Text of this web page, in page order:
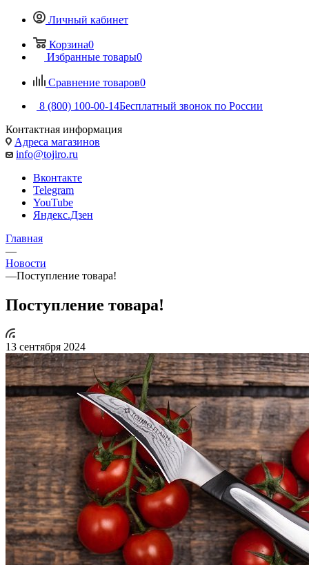
Личный кабинет
Корзина0
Избранные товары0
Сравнение товаров0
8 (800) 100-00-14Бесплатный звонок по России
Контактная информация
Адреса магазинов
info@tojiro.ru
Вконтакте
Telegram
YouTube
Яндекс.Дзен
Главная
—
Новости
—Поступление товара!
Поступление товара!
13 сентября 2024